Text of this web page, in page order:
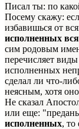
Писал ты: по
Посему скажу:
избавишься от
исполненных
сим родовым
перечисляет
исполненных
сделал ли что-
неясным, хотя
Не сказал
или еще:
исполненных, то